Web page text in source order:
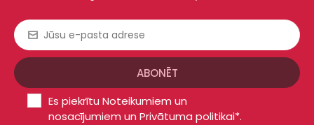
Es piekrītu Noteikumiem un
nosacījumiem un Privātuma politikai*.